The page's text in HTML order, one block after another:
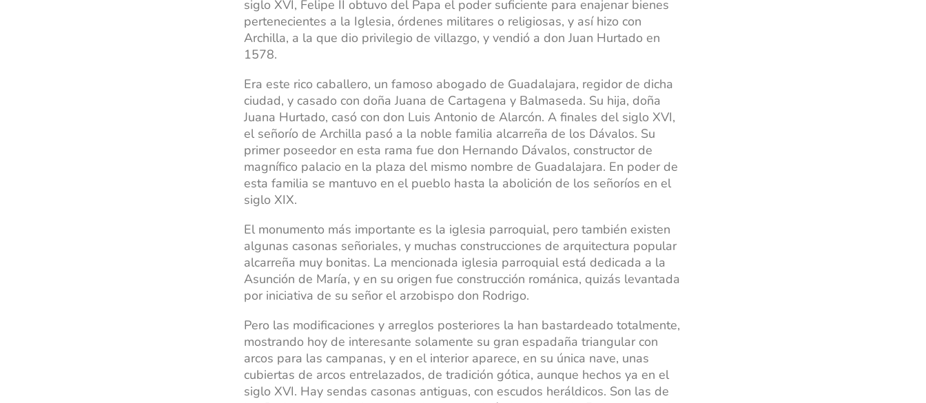
siglo XVI, Felipe II obtuvo del Papa el poder suficiente para enajenar bienes
pertenecientes a la Iglesia, órdenes militares o religiosas, y así hizo con
Archilla, a la que dio privilegio de villazgo, y vendió a don Juan Hurtado en
1578.
Era este rico caballero, un famoso abogado de Guadalajara, regidor de dicha
ciudad, y casado con doña Juana de Cartagena y Balmaseda. Su hija, doña
Juana Hurtado, casó con don Luis Antonio de Alarcón. A finales del siglo XVI,
el señorío de Archilla pasó a la noble familia alcarreña de los Dávalos. Su
primer poseedor en esta rama fue don Hernando Dávalos, constructor de
magnífico palacio en la plaza del mismo nombre de Guadalajara. En poder de
esta familia se mantuvo en el pueblo hasta la abolición de los señoríos en el
siglo XIX.
El monumento más importante es la iglesia parroquial, pero también existen
algunas casonas señoriales, y muchas construcciones de arquitectura popular
alcarreña muy bonitas. La mencionada iglesia parroquial está dedicada a la
Asunción de María, y en su origen fue construcción románica, quizás levantada
por iniciativa de su señor el arzobispo don Rodrigo.
Pero las modificaciones y arreglos posteriores la han bastardeado totalmente,
mostrando hoy de interesante solamente su gran espadaña triangular con
arcos para las campanas, y en el interior aparece, en su única nave, unas
cubiertas de arcos entrelazados, de tradición gótica, aunque hechos ya en el
siglo XVI. Hay sendas casonas antiguas, con escudos heráldicos. Son las de